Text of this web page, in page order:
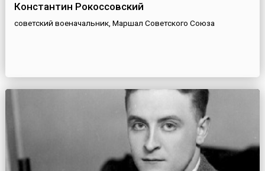
Константин Рокоссовский
советский военачальник, Маршал Советского Союза